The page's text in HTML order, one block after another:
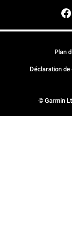
© Garmin
Plan
Déclaration